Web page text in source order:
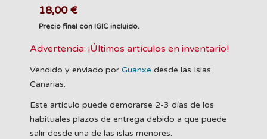
18,00 €
Precio final con IGIC incluido.
Advertencia: ¡Últimos artículos en inventario!
Vendido y enviado por Guanxe desde las Islas
Canarias.
Este artículo puede demorarse 2-3 días de los
habituales plazos de entrega debido a que puede
salir desde una de las islas menores.